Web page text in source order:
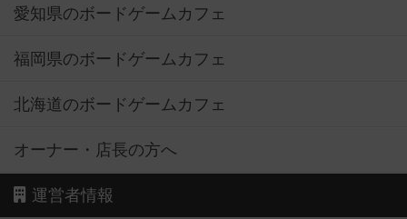
愛知県のボードゲームカフェ
福岡県のボードゲームカフェ
北海道のボードゲームカフェ
オーナー・店長の方へ
運営者情報